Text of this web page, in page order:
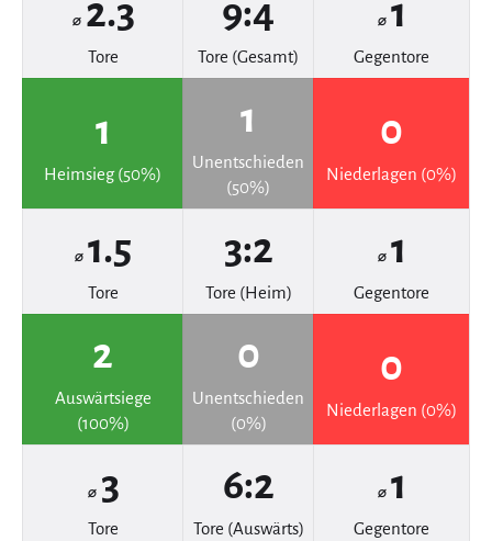
⌀ 2.3
Tore
9:4
Tore (Gesamt)
⌀ 1
Gegentore
1
Heimsieg (50%)
1
Unentschieden
(50%)
0
Niederlagen (0%)
⌀ 1.5
Tore
3:2
Tore (Heim)
⌀ 1
Gegentore
2
Auswärtsiege
(100%)
0
Unentschieden
(0%)
0
Niederlagen (0%)
⌀ 3
Tore
6:2
Tore (Auswärts)
⌀ 1
Gegentore